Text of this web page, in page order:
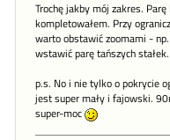
Trochę jakby mój zakres.
kompletowałem. Przy
warto obstawić zoomami -
wstawić parę tańszych stałek.
p.s. No i nie tylko o pokrycie
jest super mały i fajowski.
super-moc